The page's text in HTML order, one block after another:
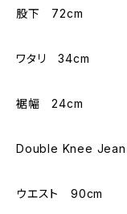
股下 72cm
ワタリ 34cm
裾幅 24cm
Double Knee
ウエスト 90cm